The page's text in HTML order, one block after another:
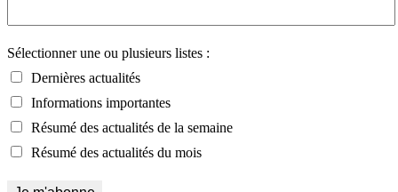
Sélectionner une ou plusieurs listes :
Dernières actualités
Informations importantes
Résumé des actualités de la semaine
Résumé des actualités du mois